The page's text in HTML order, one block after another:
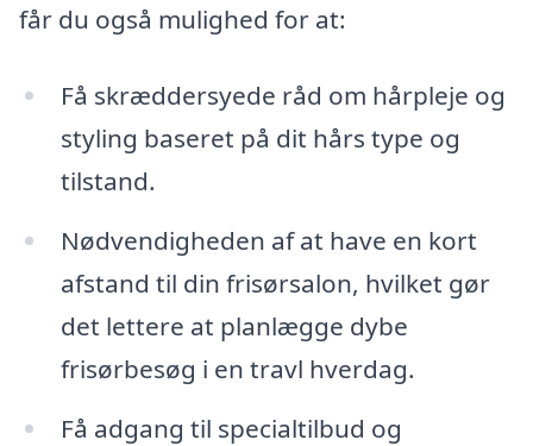
får du også mulighed for at:
Få skræddersyede råd om hårpleje og
styling baseret på dit hårs type og
tilstand.
Nødvendigheden af at have en kort
afstand til din frisørsalon, hvilket gør
det lettere at planlægge dybe
frisørbesøg i en travl hverdag.
Få adgang til specialtilbud og